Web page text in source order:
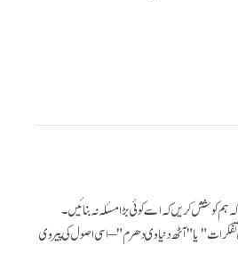
کوشش کریں کہ اسے کوئی بڑا مسئلہ نہ بنائیں۔
یا "آٹھ دنیاوی دھرم" – اسی اصول کی پیروی